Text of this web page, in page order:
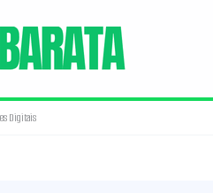
Digitais